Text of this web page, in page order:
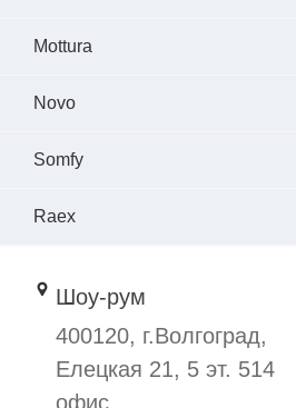
Mottura
Novo
Somfy
Raex
Шоу-рум
400120, г.Волгоград,
Елецкая 21, 5 эт. 514
офис